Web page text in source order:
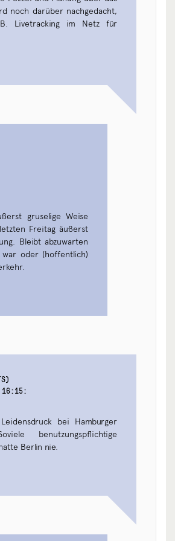
noch darüber nachgedacht,
Livetracking im Netz für
gruselige Weise
Freitag äußerst
Bleibt abzuwarten
oder (hoffentlich)
16:15:
bei Hamburger
benutzungspflichtige
Berlin nie.